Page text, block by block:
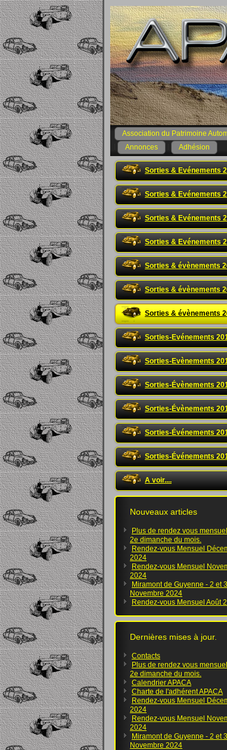
Association du Patrimoine
Annonces
Adhésion
Sorties & Evénements
Sorties & Evénements
Sorties & Evénements
Sorties & Evénements
Sorties & évènements
Sorties & évènements
Sorties & évènements
Sorties-Evénements
Sorties-Evènements
Sorties-Évènements
Sorties-Évènements
Sorties-Événements
Sorties-Événements
A voir....
Nouveaux articles
Plus de rendez vous
2e dimanche du mois.
Rendez-vous Mensuel
2024
Rendez-vous Mensuel
2024
Miramont de Guyenne - 2 et 3
Novembre 2024
Rendez-vous Mensuel Août
Dernières mises à jour.
Contacts
Plus de rendez vous
2e dimanche du mois.
Calendrier APACA
Charte de l'adhérent APACA
Rendez-vous Mensuel
2024
Rendez-vous Mensuel
2024
Miramont de Guyenne - 2 et 3
Novembre 2024